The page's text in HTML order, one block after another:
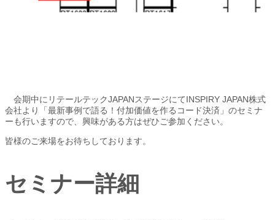
会期中にリテールテックJAPANステージにてINSPIRY JAPAN株式
会社より「最新事例で語る！付加価値を作るコード決済」のセミナ
ーも行いますので、興味がある方はぜひご参加ください。
皆様のご来場をお待ちしております。
セミナー詳細